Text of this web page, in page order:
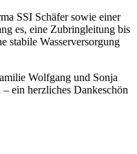
SSI Schäfer sowie einer
es, eine Zubringleitung bis
stabile Wasserversorgung
Wolfgang und Sonja
ein herzliches Dankeschön